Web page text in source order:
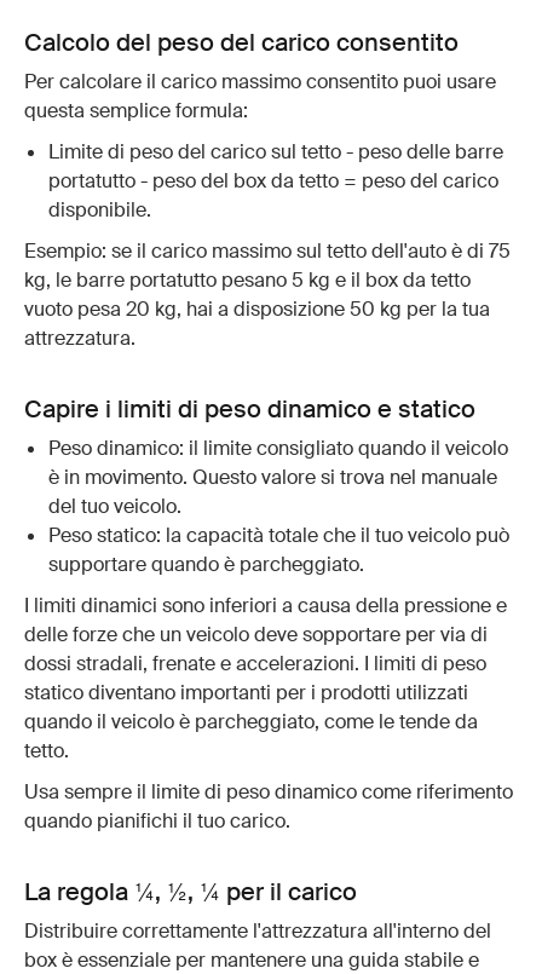
Calcolo del peso del carico consentito
Per calcolare il carico massimo consentito puoi usare
questa semplice formula:
Limite di peso del carico sul tetto - peso delle barre
portatutto - peso del box da tetto = peso del carico
disponibile.
Esempio: se il carico massimo sul tetto dell'auto è di 75
kg, le barre portatutto pesano 5 kg e il box da tetto
vuoto pesa 20 kg, hai a disposizione 50 kg per la tua
attrezzatura.
Capire i limiti di peso dinamico e statico
Peso dinamico: il limite consigliato quando il veicolo
è in movimento. Questo valore si trova nel manuale
del tuo veicolo.
Peso statico: la capacità totale che il tuo veicolo può
supportare quando è parcheggiato.
I limiti dinamici sono inferiori a causa della pressione e
delle forze che un veicolo deve sopportare per via di
dossi stradali, frenate e accelerazioni. I limiti di peso
statico diventano importanti per i prodotti utilizzati
quando il veicolo è parcheggiato, come le tende da
tetto.
Usa sempre il limite di peso dinamico come riferimento
quando pianifichi il tuo carico.
La regola ¼, ½, ¼ per il carico
Distribuire correttamente l'attrezzatura all'interno del
box è essenziale per mantenere una guida stabile e